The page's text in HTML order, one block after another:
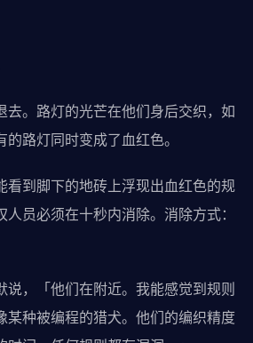
去。路灯的光芒在他们身后交织，如
路灯同时变成了血红色。
看到脚下的地砖上浮现出血红色的规
员必须在十秒内消除。消除方式：
说，「他们在附近。我能感觉到规则
某种被编程的猎犬。他们的编织精度